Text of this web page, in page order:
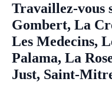
Travaillez-vous
Gombert, La
Les Medecins,
Palama, La
Just, Saint-